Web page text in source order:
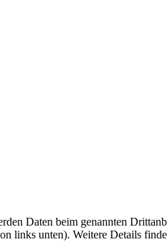
Daten beim genannten
links unten). Weitere Details